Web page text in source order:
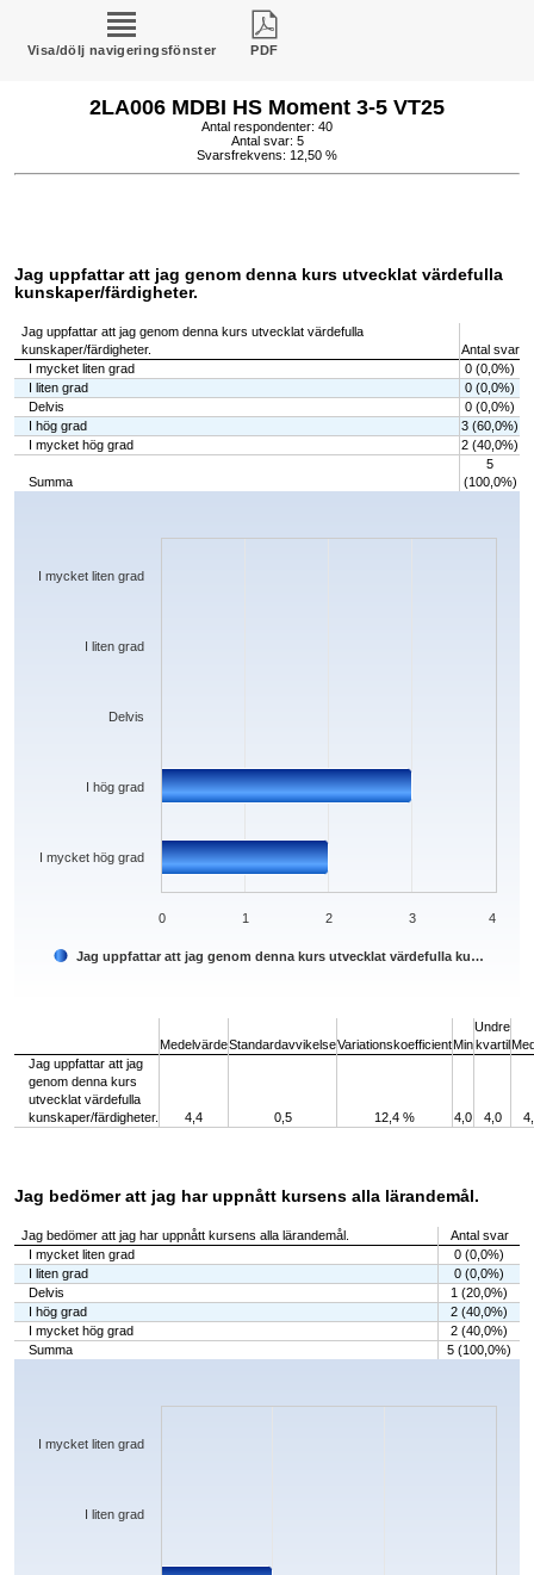
Visa/dölj navigeringsfönster PDF
2LA006 MDBI HS Moment 3-5 VT25
Antal respondenter: 40
Antal svar: 5
Svarsfrekvens: 12,50 %
Jag uppfattar att jag genom denna kurs utvecklat värdefulla
kunskaper/färdigheter.
Jag uppfattar att jag genom denna kurs utvecklat värdefulla
kunskaper/färdigheter.
Antal svar
I mycket liten grad
0 (0,0%)
I liten grad
0 (0,0%)
Delvis
0 (0,0%)
I hög grad
3 (60,0%)
I mycket hög grad
2 (40,0%)
Summa
5
(100,0%)
Chart
The chart has 1 X axis displaying categories.
Jag uppfattar att jag genom denna kurs utvecklat värdefulla ku…
I mycket hög grad
I hög grad
Delvis
I liten grad
I mycket liten grad
0 1 2 3 4
MedelvärdeStandardavvikelseVariationskoefficientMin
Undre
kvartil
Jag uppfattar att jag
genom denna kurs
utvecklat värdefulla
kunskaper/färdigheter.
4,4 0,5 12,4 % 4,0 4,0
Jag bedömer att jag har uppnått kursens alla lärandemål.
Jag bedömer att jag har uppnått kursens alla lärandemål.
Antal svar
I mycket liten grad
0 (0,0%)
I liten grad
0 (0,0%)
Delvis
1 (20,0%)
I hög grad
2 (40,0%)
I mycket hög grad
2 (40,0%)
Summa
5 (100,0%)
Chart
The chart has 1 X axis displaying categories.
I liten grad
I mycket liten grad